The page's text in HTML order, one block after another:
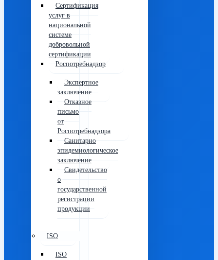
Сертификация
услуг в
национальной
системе
добровольной
сертификации
Роспотребнадзор
Экспертное
заключение
Отказное
письмо
от
Роспотребнадзора
Санитарно
эпидемиологическое
заключение
Свидетельство
о
государственной
регистрации
продукции
ISO
ISO